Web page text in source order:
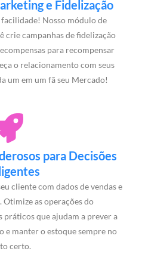
e Fidelização
Nosso módulo de
crie campanhas de fidelização
para recompensar
o relacionamento com seus
um em um fã seu Mercado!
para Decisões
cliente com dados de vendas e
as operações do
práticos que ajudam a prever a
e manter o estoque sempre no
certo.